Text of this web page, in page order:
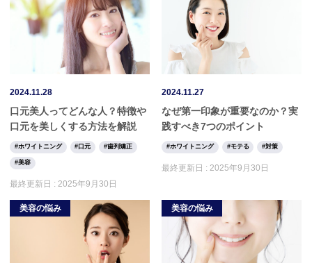
2024.11.28
口元美人ってどんな人？特徴や
口元を美しくする方法を解説
ホワイトニング 口元 歯列矯正
美容
最終更新日 : 2025年9月30日
2024.11.27
なぜ第一印象が重要なのか？実
践すべき7つのポイント
ホワイトニング モテる 対策
最終更新日 :2025年9月30日
美容の悩み 美容の悩み